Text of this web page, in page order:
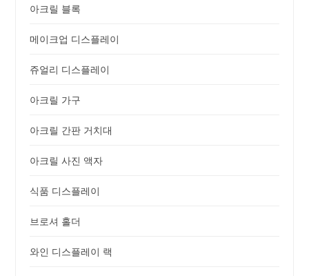
아크릴 블록
메이크업 디스플레이
쥬얼리 디스플레이
아크릴 가구
아크릴 간판 거치대
아크릴 사진 액자
식품 디스플레이
브로셔 홀더
와인 디스플레이 랙